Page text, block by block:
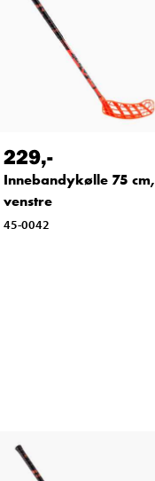
229,-
Innebandykølle 75 cm,
venstre
45-0042